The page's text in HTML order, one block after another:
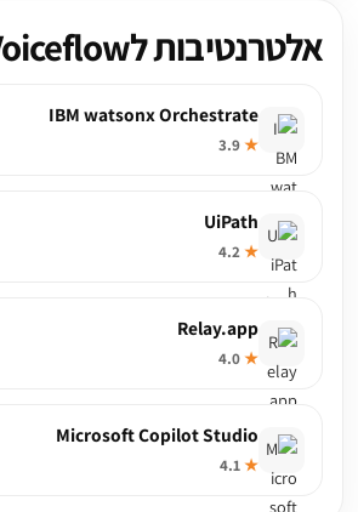
אלטרנטיבות לVoiceflow
IBM watsonx Orchestrate
★
UiPath
★
Relay.app
★
Microsoft Copilot Studio
★